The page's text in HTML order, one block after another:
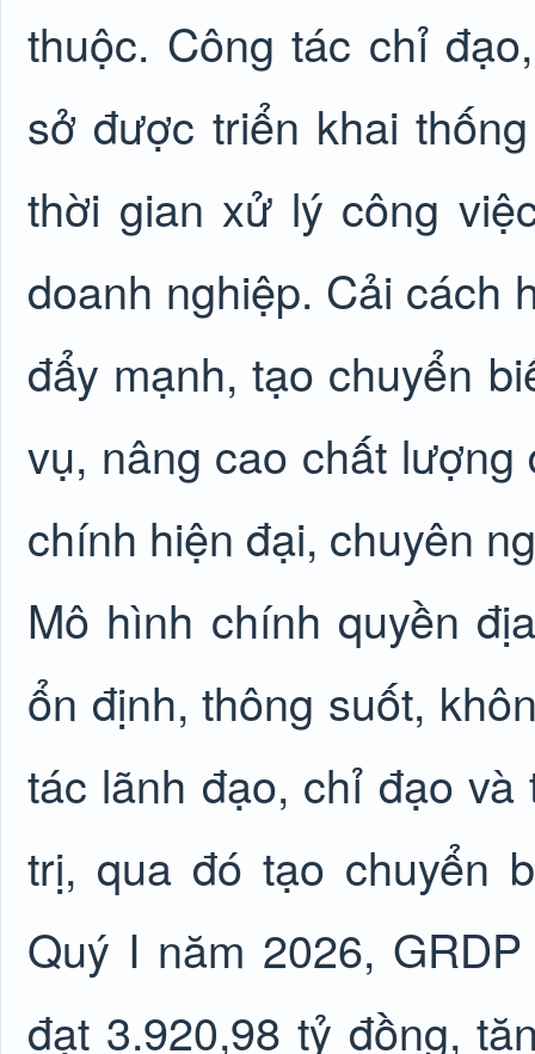
thuộc. Công tác chỉ
sở được triển khai
thời gian xử lý công
doanh nghiệp. Cải cách
đẩy mạnh, tạo chuyển
vụ, nâng cao chất
chính hiện đại, chuyên
Mô hình chính quyền
ổn định, thông suốt,
tác lãnh đạo, chỉ đạo
trị, qua đó tạo chuyển
Quý I năm 2026,
đạt 3.920,98 tỷ đồng,